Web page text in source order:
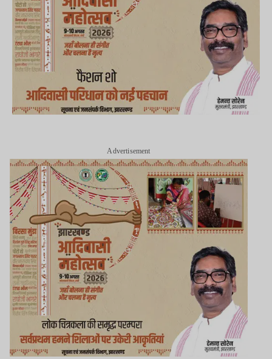
Advertisement